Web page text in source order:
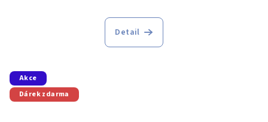
Detail
Akce
Dárek zdarma